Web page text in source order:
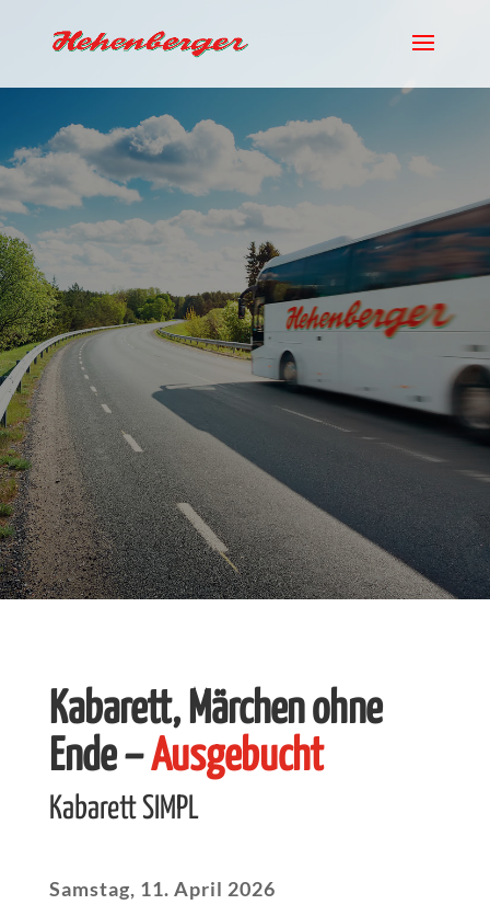
Kabarett, Märchen ohne
Ende –Ausgebucht
Kabarett SIMPL
Samstag, 11. April 2026